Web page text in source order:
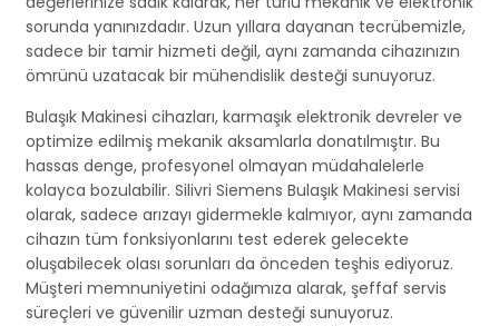
sorunda yanınızdadır. Uzun yıllara dayanan tecrübemizle,
sadece bir tamir hizmeti değil, aynı zamanda cihazınızın
ömrünü uzatacak bir mühendislik desteği sunuyoruz.
Bulaşık Makinesi cihazları, karmaşık elektronik devreler ve
optimize edilmiş mekanik aksamlarla donatılmıştır. Bu
hassas denge, profesyonel olmayan müdahalelerle
kolayca bozulabilir. Silivri Siemens Bulaşık Makinesi servisi
olarak, sadece arızayı gidermekle kalmıyor, aynı zamanda
cihazın tüm fonksiyonlarını test ederek gelecekte
oluşabilecek olası sorunları da önceden teşhis ediyoruz.
Müşteri memnuniyetini odağımıza alarak, şeffaf servis
süreçleri ve güvenilir uzman desteği sunuyoruz.